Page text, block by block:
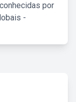
por
-